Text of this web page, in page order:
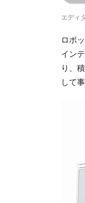
エディ
ロボ
イン
り、
して